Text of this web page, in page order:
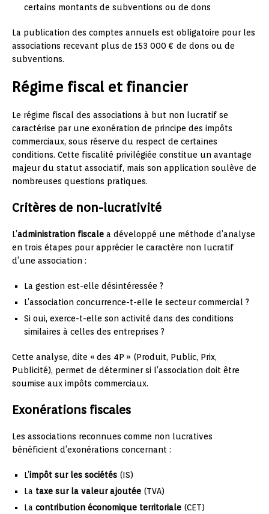
certains montants de subventions ou de dons
La publication des comptes annuels est obligatoire pour les
associations recevant plus de 153 000 € de dons ou de
subventions.
Régime fiscal et financier
Le régime fiscal des associations à but non lucratif se
caractérise par une exonération de principe des impôts
commerciaux, sous réserve du respect de certaines
conditions. Cette fiscalité privilégiée constitue un avantage
majeur du statut associatif, mais son application soulève de
nombreuses questions pratiques.
Critères de non-lucrativité
L’administration fiscale a développé une méthode d’analyse
en trois étapes pour apprécier le caractère non lucratif
d’une association :
La gestion est-elle désintéressée ?
L’association concurrence-t-elle le secteur commercial ?
Si oui, exerce-t-elle son activité dans des conditions
similaires à celles des entreprises ?
Cette analyse, dite « des 4P » (Produit, Public, Prix,
Publicité), permet de déterminer si l’association doit être
soumise aux impôts commerciaux.
Exonérations fiscales
Les associations reconnues comme non lucratives
bénéficient d’exonérations concernant :
L’impôt sur les sociétés (IS)
La taxe sur la valeur ajoutée (TVA)
La contribution économique territoriale (CET)